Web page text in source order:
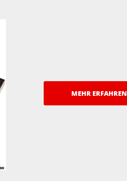
MEHR ERFAHREN